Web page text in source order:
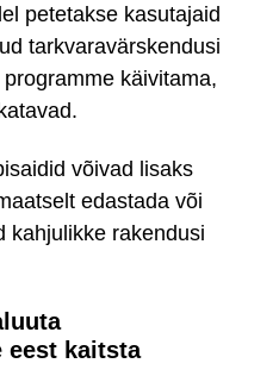
petetakse kasutajaid
tarkvaravärskendusi
käivitama,
võivad lisaks
edastada või
kahjulikke rakendusi
eest kaitsta